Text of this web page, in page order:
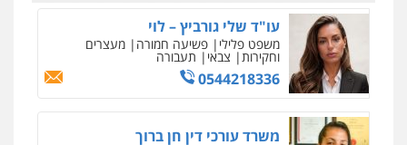
סלימאן אבו שעירה – משרד עורכי דין
פלילי בטחוני צבאי נזיקין
0547780927
עו"ד אסף גונן